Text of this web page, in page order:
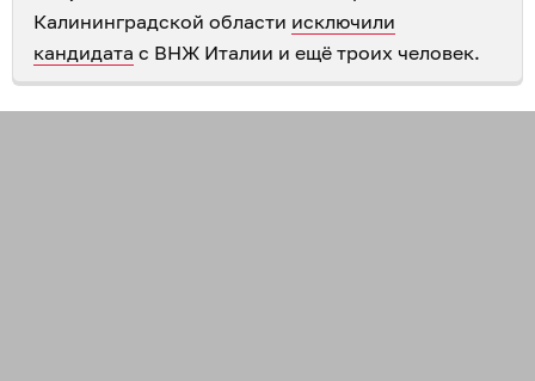
Калининградской области исключили
кандидата с ВНЖ Италии и ещё троих человек.